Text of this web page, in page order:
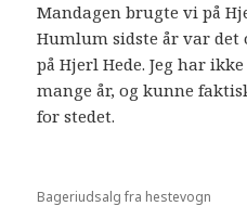
Mandagen brugte vi på
Humlum sidste år var det
på Hjerl Hede. Jeg har
mange år, og kunne
for stedet.
Bageriudsalg fra hestevogn